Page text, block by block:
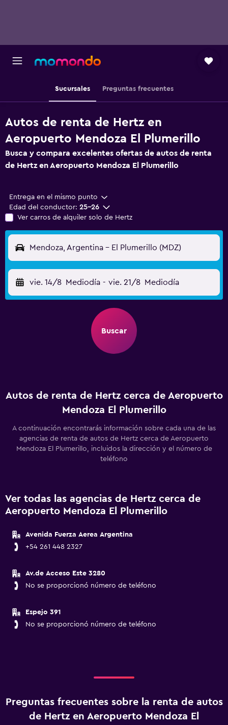
Sucursales Preguntas frecuentes
Autos de renta de Hertz en
Aeropuerto Mendoza El Plumerillo
Busca y compara excelentes ofertas de autos de renta
de Hertz en Aeropuerto Mendoza El Plumerillo
Entrega en el mismo punto
Edad del conductor: 25-26
Ver carros de alquiler solo de Hertz
Mendoza, Argentina - El Plumerillo (MDZ)
vie. 14/8 Mediodía - vie. 21/8 Mediodía
Buscar
Autos de renta de Hertz cerca de Aeropuerto
Mendoza El Plumerillo
A continuación encontrarás información sobre cada una de las
agencias de renta de autos de Hertz cerca de Aeropuerto
Mendoza El Plumerillo, incluidos la dirección y el número de
teléfono
Ver todas las agencias de Hertz cerca de
Aeropuerto Mendoza El Plumerillo
Avenida Fuerza Aerea Argentina
+54 261 448 2327
Av.de Acceso Este 3280
No se proporcionó número de teléfono
Espejo 391
No se proporcionó número de teléfono
Preguntas frecuentes sobre la renta de autos
de Hertz en Aeropuerto Mendoza El